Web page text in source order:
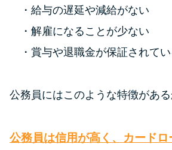
特集ページ一覧
種類や特徴で探す
銀行カードロー
の理由
無利息期間を利
給与の遅延や減給がない
解雇になることが少ない
賞与や退職金が保証されてい
公務員にはこのような特徴がある
公務員は信用が高く、カードロ